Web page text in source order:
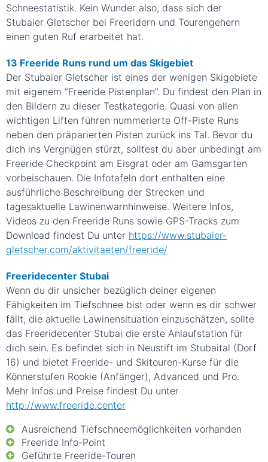
Ausreichend Tiefschneemöglichkeiten vorhanden
Freeride Info-Point
Geführte Freeride-Touren
Schneestatistik. Kein Wunder also, dass sich der
Stubaier Gletscher bei Freeridern und Tourengehern
einen guten Ruf erarbeitet hat.
13 Freeride Runs rund um das Skigebiet
Der Stubaier Gletscher ist eines der wenigen Skigebiete
mit eigenem “Freeride Pistenplan”. Du findest den Plan in
den Bildern zu dieser Testkategorie. Quasi von allen
wichtigen Liften führen nummerierte Off-Piste Runs
neben den präparierten Pisten zurück ins Tal. Bevor du
dich ins Vergnügen stürzt, solltest du aber unbedingt am
Freeride Checkpoint am Eisgrat oder am Gamsgarten
vorbeischauen. Die Infotafeln dort enthalten eine
ausführliche Beschreibung der Strecken und
tagesaktuelle Lawinenwarnhinweise. Weitere Infos,
Videos zu den Freeride Runs sowie GPS-Tracks zum
Download findest Du unter https://www.stubaier-
gletscher.com/aktivitaeten/freeride/
Freeridecenter Stubai
Wenn du dir unsicher bezüglich deiner eigenen
Fähigkeiten im Tiefschnee bist oder wenn es dir schwer
fällt, die aktuelle Lawinensituation einzuschätzen, sollte
das Freeridecenter Stubai die erste Anlaufstation für
dich sein. Es befindet sich in Neustift im Stubaital (Dorf
16) und bietet Freeride- und Skitouren-Kurse für die
Könnerstufen Rookie (Anfänger), Advanced und Pro.
Mehr Infos und Preise findest Du unter
http://www.freeride.center